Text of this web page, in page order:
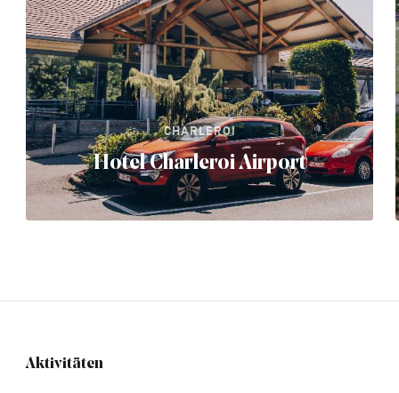
CHARLEROI
Hotel Charleroi Airport
Navigation
Aktivitäten